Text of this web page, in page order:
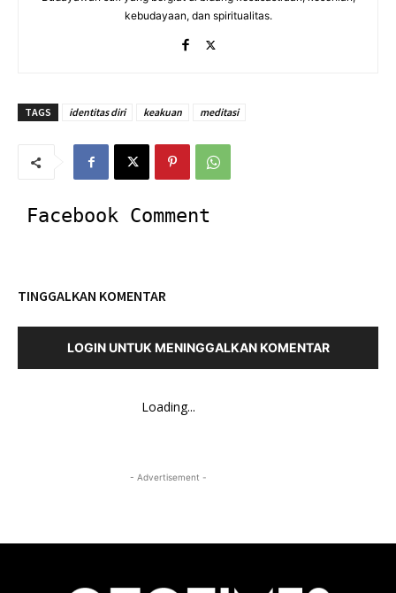
kebudayaan, dan spiritualitas.
TAGS identitas diri keakuan meditasi
Facebook Comment
TINGGALKAN KOMENTAR
LOGIN UNTUK MENINGGALKAN KOMENTAR
Loading...
- Advertisement -